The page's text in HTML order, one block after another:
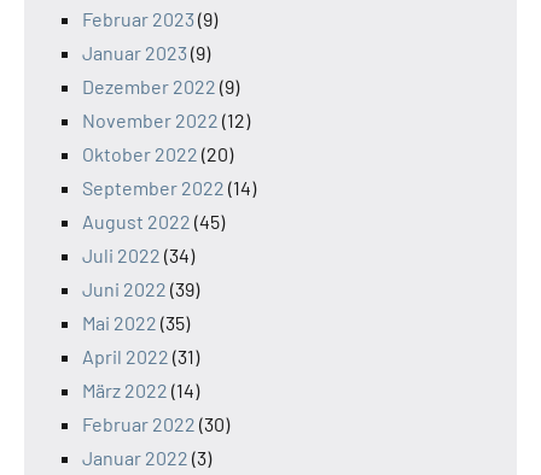
Februar 2023(9)
Januar 2023(9)
Dezember 2022 (9)
November 2022 (12)
Oktober 2022 (20)
September 2022 (14)
August 2022 (45)
Juli 2022 (34)
Juni 2022 (39)
Mai 2022 (35)
April 2022 (31)
März 2022 (14)
Februar 2022 (30)
Januar 2022 (3)